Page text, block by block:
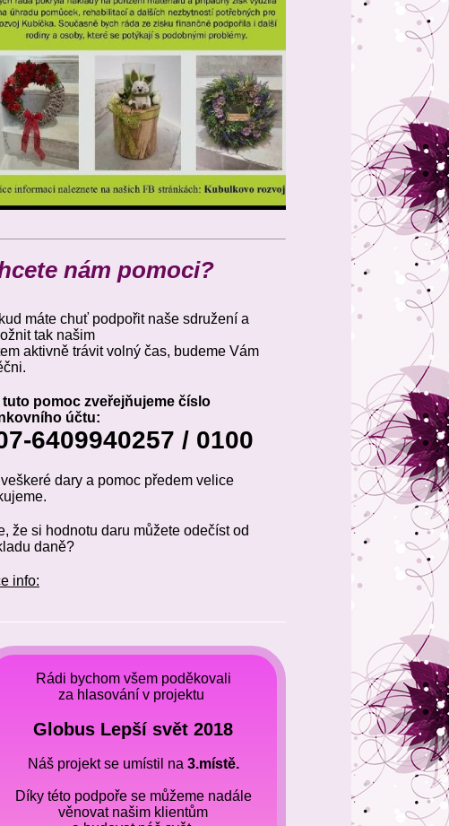
nám pomoci?
máte chuť podpořit naše sdružení a
tak našim
aktivně trávit volný čas, budeme Vám
tuto pomoc zveřejňujeme číslo
účtu:
6409940257 / 0100
dary a pomoc předem velice
že si hodnotu daru můžete odečíst od
daně?
info:
Rádi bychom všem poděkovali
za hlasování v projektu
Globus Lepší svět 2018
Náš projekt se umístil na 3.místě.
Díky této podpoře se můžeme nadále
věnovat našim klientům